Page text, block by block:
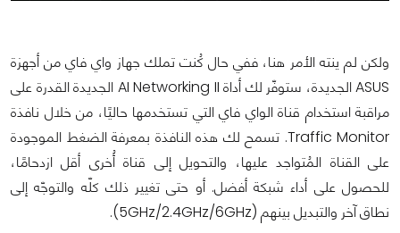
ولكن لم ينته الأمر هنا، ففي حال كُنت تملك جهاز واي فاي من أجهزة
ASUS الجديدة، ستوفّر لك أداة AI Networking II الجديدة القدرة على
مراقبة استخدام قناة الواي فاي التي تستخدمها حاليًا، من خلال نافذة
Traffic Monitor. تسمح لك هذه النافذة بمعرفة الضغط الموجودة
على القناة المُتواجد عليها، والتحويل إلى قناة أُخرى أقل ازدحامًا،
للحصول على أداء شبكة أفضل. أو حتى تغيير ذلك كلّه والتوجّه إلى
نطاق آخر والتبديل بينهم (5GHz/2.4GHz/6GHz).